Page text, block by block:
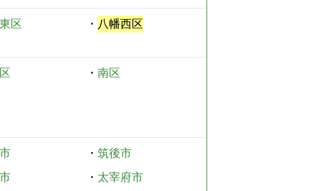
区 ・ 八幡西区
・ 南区
・ 筑後市
・ 太宰府市